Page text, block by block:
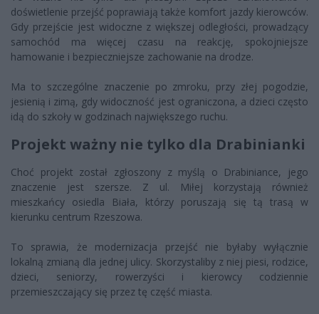
doświetlenie przejść poprawiają także komfort jazdy kierowców.
Gdy przejście jest widoczne z większej odległości, prowadzący
samochód ma więcej czasu na reakcję, spokojniejsze
hamowanie i bezpieczniejsze zachowanie na drodze.
Ma to szczególne znaczenie po zmroku, przy złej pogodzie,
jesienią i zimą, gdy widoczność jest ograniczona, a dzieci często
idą do szkoły w godzinach największego ruchu.
Projekt ważny nie tylko dla Drabinianki
Choć projekt został zgłoszony z myślą o Drabiniance, jego
znaczenie jest szersze. Z ul. Miłej korzystają również
mieszkańcy osiedla Biała, którzy poruszają się tą trasą w
kierunku centrum Rzeszowa.
To sprawia, że modernizacja przejść nie byłaby wyłącznie
lokalną zmianą dla jednej ulicy. Skorzystaliby z niej piesi, rodzice,
dzieci, seniorzy, rowerzyści i kierowcy codziennie
przemieszczający się przez tę część miasta.